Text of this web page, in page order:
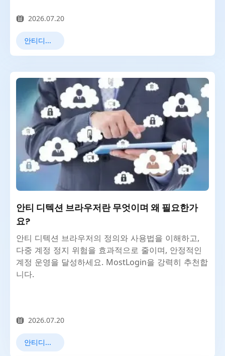
2026.07.20
안티디텍트 브라우저
안티 디텍션 브라우저란 무엇이며 왜 필요한가
요?
안티 디텍션 브라우저의 정의와 사용법을 이해하고,
다중 계정 정지 위험을 효과적으로 줄이며, 안정적인
계정 운영을 달성하세요. MostLogin을 강력히 추천합
니다.
2026.07.20
안티디텍트 브라우저